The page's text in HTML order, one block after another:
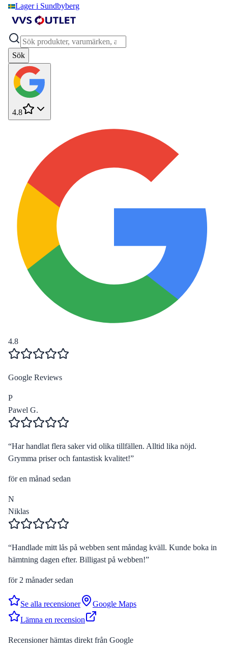
Lager i Sundbyberg
Sök
4.8
4.8
Google Reviews
P
Pawel G.
“Har handlat flera saker vid olika tillfällen. Alltid lika nöjd.
Grymma priser och fantastisk kvalitet!”
för en månad sedan
N
Niklas
“Handlade mitt lås på webben sent måndag kväll. Kunde boka in
hämtning dagen efter. Billigast på webben!”
för 2 månader sedan
Se alla recensioner
Google Maps
Lämna en recension
Recensioner hämtas direkt från Google